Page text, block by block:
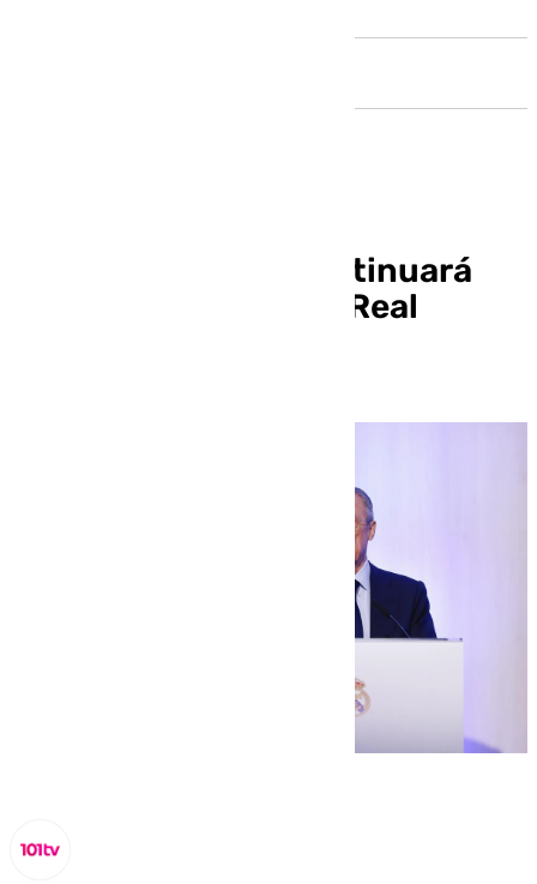
Florentino Pérez continuará
como presidente del Real